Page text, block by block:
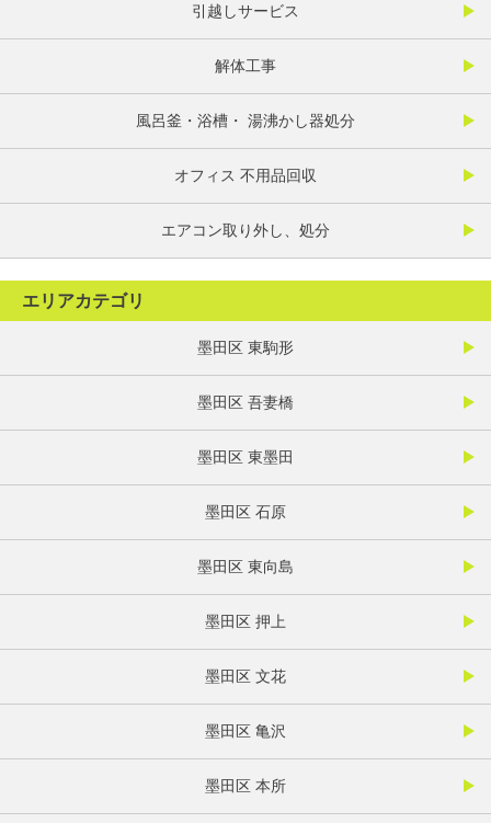
引越しサービス
解体工事
風呂釜・浴槽・ 湯沸かし器処分
オフィス 不用品回収
エアコン取り外し、処分
エリアカテゴリ
墨田区 東駒形
墨田区 吾妻橋
墨田区 東墨田
墨田区 石原
墨田区 東向島
墨田区 押上
墨田区 文花
墨田区 亀沢
墨田区 本所